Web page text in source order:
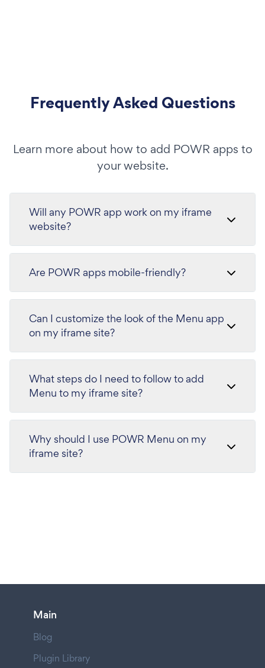
Frequently Asked Questions
Learn more about how to add POWR apps to
your website.
Will any POWR app work on my iframe
website?
Are POWR apps mobile-friendly?
Can I customize the look of the Menu app
on my iframe site?
What steps do I need to follow to add
Menu to my iframe site?
Why should I use POWR Menu on my
iframe site?
Main
Blog
Plugin Library